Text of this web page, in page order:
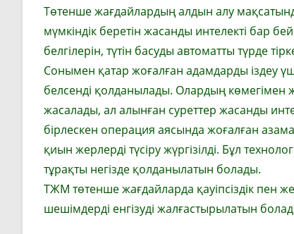
Төтенше жағдайлардың алдын алу
мүмкіндік беретін жасанды интелекті бар
белгілерін, түтін басуды автоматты түрде
Сонымен қатар жоғалған адамдарды іздеу
белсенді қолданылады. Олардың көмегімен
жасалады, ал алынған суреттер жасанды
бірлескен операция аясында жоғалған
қиын жерлерді түсіру жүргізілді. Бұл
тұрақты негізде қолданылатын болады.
ТЖМ төтенше жағдайларда қауіпсіздік пен
шешімдерді енгізуді жалғастырылатын